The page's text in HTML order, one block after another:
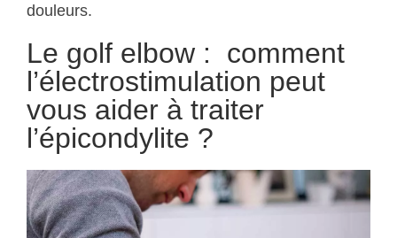
douleurs.
Le golf elbow : comment
l’électrostimulation peut
vous aider à traiter
l’épicondylite ?